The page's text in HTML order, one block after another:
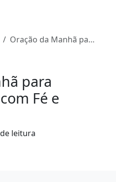
Oração da Manhã para Começar o Dia com Fé e Esperança
para
Fé e
leitura